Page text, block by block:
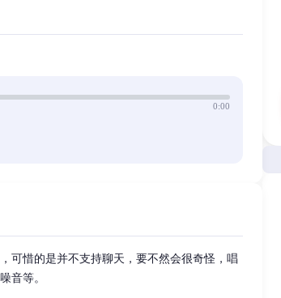
0:00
可惜的是并不支持聊天，要不然会很奇怪，唱
音等。